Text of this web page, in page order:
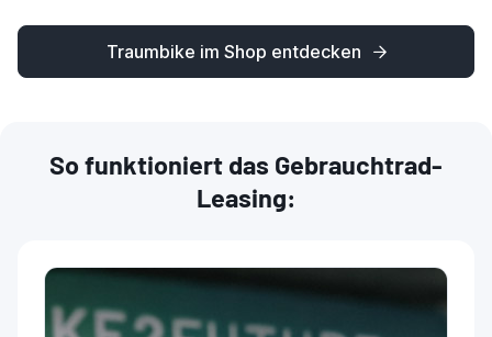
Traumbike im Shop entdecken
So funktioniert das Gebrauchtrad-
Leasing: